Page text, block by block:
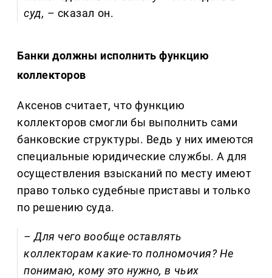
суд, – сказал он.
Банки должны исполнить функцию
коллекторов
Аксенов считает, что функцию
коллекторов смогли бы выполнить сами
банковские структуры. Ведь у них имеются
специальные юридические службы. А для
осуществления взысканий по месту имеют
право только судебные приставы и только
по решению суда.
– Для чего вообще оставлять
коллекторам какие-то полномочия? Не
понимаю, кому это нужно, в чьих